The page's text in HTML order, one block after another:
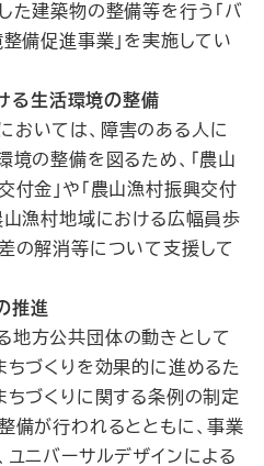
た建築物の整備等を行う「バ
整備促進事業」を実施してい
生活環境の整備
おいては、障害のある人に
境の整備を図るため、「農山
付金」や「農山漁村振興交付
山漁村地域における広幅員歩
の解消等について支援して
推進
地方公共団体の動きとして
ちづくりを効果的に進めるた
ちづくりに関する条例の制定
備が行われるとともに、事業
ユニバーサルデザインによる